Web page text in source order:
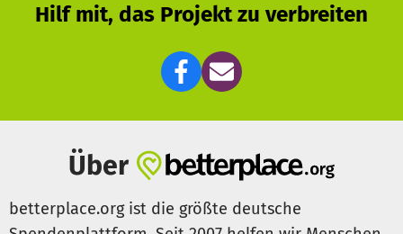
Hilf mit, das Projekt zu verbreiten
Über
betterplace.org ist die größte deutsche